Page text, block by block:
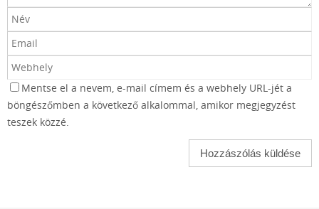
Mentse el a nevem, e-mail címem és a webhely URL-jét a
böngészőmben a következő alkalommal, amikor megjegyzést
teszek közzé.